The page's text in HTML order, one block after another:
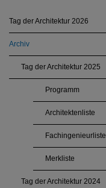
Tag der Architektur 2026
Archiv
Tag der Architektur 2025
Programm
Architektenliste
Fachingenieurliste
Merkliste
Tag der Architektur 2024